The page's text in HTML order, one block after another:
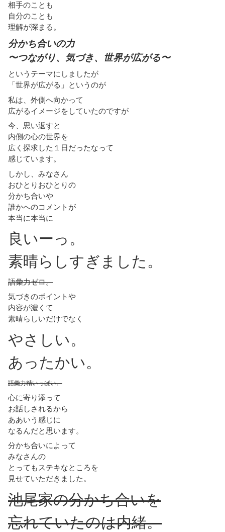
相手のことも
自分のことも
理解が深まる。
分かち合いの力
〜つながり、気づき、世界が広がる〜
というテーマにしましたが
「世界が広がる」というのが
私は、外側へ向かって
広がるイメージをしていたのですが
今、思い返すと
内側の心の世界を
広く探求した１日だったなって
感じています。
しかし、みなさん
おひとりおひとりの
分かち合いや
誰かへのコメントが
本当に本当に
良いーっ。
素晴らしすぎました。
語彙力ゼロ。
気づきのポイントや
内容が濃くて
素晴らしいだけでなく
やさしい。
あったかい。
語彙力精いっぱい。
心に寄り添って
お話しされるから
ああいう感じに
なるんだと思います。
分かち合いによって
みなさんの
とってもステキなところを
見せていただきました。
池尾家の分かち合いを
忘れていたのは内緒。